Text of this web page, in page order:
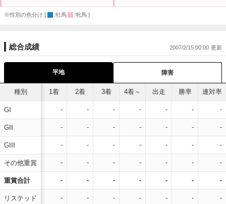
※性別の色分け [ :牡馬 :牝馬 ]
総合成績 2007/2/15 00:00
平地 障害
種別
GI
GII
GIII
その他重賞
重賞合計
リステッド
1着 2着 3着 4着～ 出走 勝率 連対率
- - - - - - -
- - - - - - -
- - - - - - -
- - - - - - -
- - - - - - -
- - - - - - -